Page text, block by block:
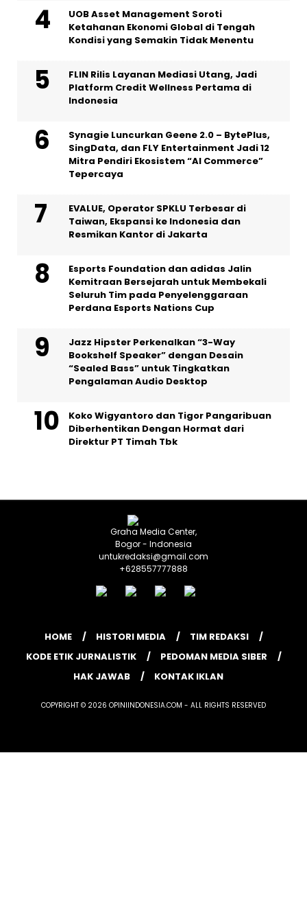
UOB Asset Management Soroti
Ketahanan Ekonomi Global di Tengah
Kondisi yang Semakin Tidak Menentu
FLIN Rilis Layanan Mediasi Utang, Jadi
Platform Credit Wellness Pertama di
Indonesia
Synagie Luncurkan Geene 2.0 – BytePlus,
SingData, dan FLY Entertainment Jadi 12
Mitra Pendiri Ekosistem “AI Commerce”
Tepercaya
EVALUE, Operator SPKLU Terbesar di
Taiwan, Ekspansi ke Indonesia dan
Resmikan Kantor di Jakarta
Esports Foundation dan adidas Jalin
Kemitraan Bersejarah untuk Membekali
Seluruh Tim pada Penyelenggaraan
Perdana Esports Nations Cup
Jazz Hipster Perkenalkan “3-Way
Bookshelf Speaker” dengan Desain
“Sealed Bass” untuk Tingkatkan
Pengalaman Audio Desktop
Koko Wigyantoro dan Tigor Pangaribuan
Diberhentikan Dengan Hormat dari
Direktur PT Timah Tbk
Graha Media Center,
Bogor - Indonesia
untukredaksi@gmail.com
+628557777888
HOME HISTORI MEDIA
TIM REDAKSI
KODE ETIK JURNALISTIK
PEDOMAN MEDIA SIBER
HAK JAWAB
KONTAK IKLAN
COPYRIGHT © 2026 OPINIINDONESIA.COM - ALL RIGHTS RESERVED